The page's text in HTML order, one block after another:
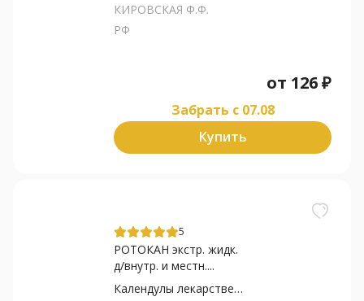
КИРОВСКАЯ Ф.Ф.
РФ
от 126₽
Забрать c 07.08
Купить
5
РОТОКАН экстр. жидк.
д/внутр. и местн....
Календулы лекарственной...